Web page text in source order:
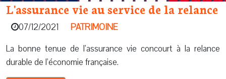
L'assurance vie au service de la relance
07/12/2021
PATRIMOINE
La bonne tenue de l’assurance vie concourt à la relance
durable de l’économie française.